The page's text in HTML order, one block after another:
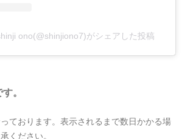
ono(@shinjiono7)がシェアした投稿
。
ております。表示されるまで数日かかる場
ください。